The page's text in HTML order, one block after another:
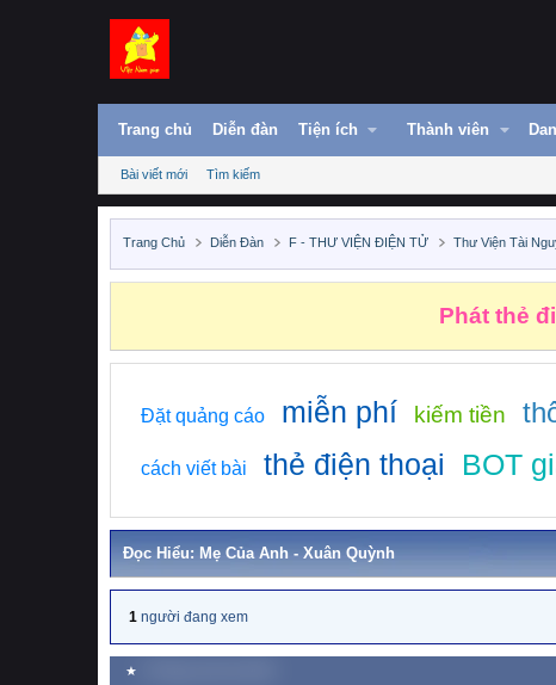
Trang chủ Diễn đàn Tiện ích Thành viên
Bài viết mới Tìm kiếm
Trang Chủ Diễn Đàn F - THƯ VIỆN ĐIỆN TỬ Thư Viện Tài
Phát thẻ
Đặt quảng cáo miễn phí kiếm tiền
cách viết bài thẻ điện thoại BOT
Đọc Hiểu: Mẹ Của Anh - Xuân Quỳnh
1 người đang xem
★